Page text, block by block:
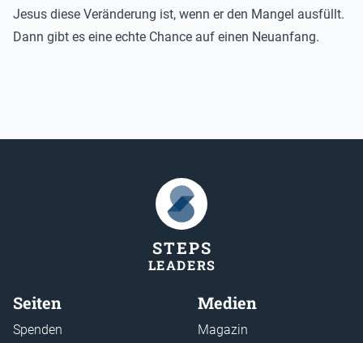
Jesus diese Veränderung ist, wenn er den Mangel ausfüllt.
Dann gibt es eine echte Chance auf einen Neuanfang.
STEPS
LEADERS
Seiten
Spenden
Medien
Magazin